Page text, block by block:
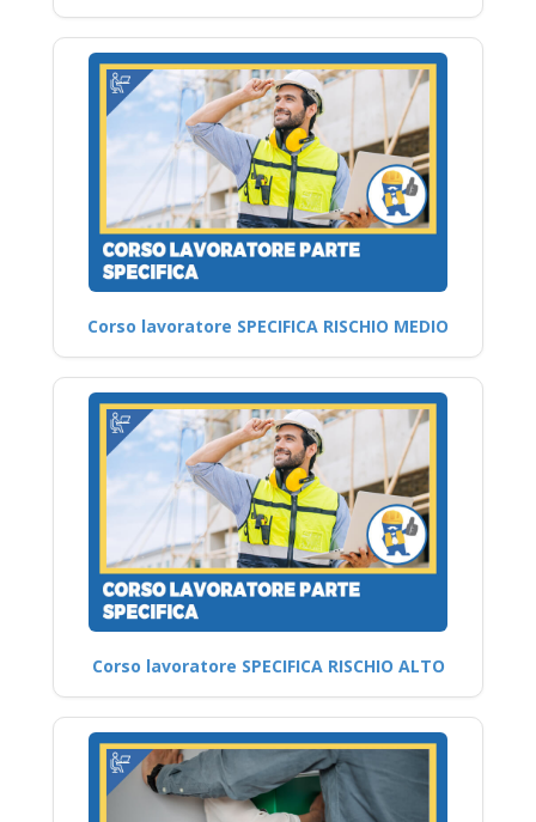
Corso lavoratore SPECIFICA RISCHIO MEDIO
Corso lavoratore SPECIFICA RISCHIO ALTO